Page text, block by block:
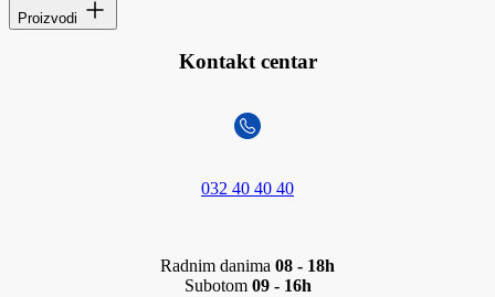
Proizvodi
Kontakt centar
032 40 40 40
Radnim danima 08 - 18h
Subotom 09 - 16h